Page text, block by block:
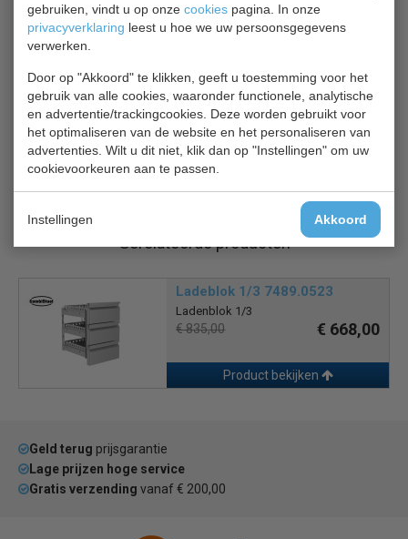
gebruiken, vindt u op onze cookies pagina. In onze
privacyverklaring leest u hoe we uw persoonsgegevens
verwerken.
Door op "Akkoord" te klikken, geeft u toestemming voor het
gebruik van alle cookies, waaronder functionele, analytische
en advertentie/trackingcookies. Deze worden gebruikt voor
het optimaliseren van de website en het personaliseren van
advertenties. Wilt u dit niet, klik dan op "Instellingen" om uw
cookievoorkeuren aan te passen.
Instellingen Akkoord
Omgevingstemperatuur +43ºC
Isolatie 60 mm
Incl. 1 rooster en geleiderset per deur
Capaciteit 8 geleiders per deur, variabel 40/80/10
mm
Automatische ontdooiing
Monoblock
Gerelateerde producten
Ladeblok 1/3 7489.0523
Ladenblok 1/3
€ 835,00 € 668,00
Product bekijken
Geld terug prijsgarantie
Lage prijzen hoge service
Gratis verzending vanaf € 200,00